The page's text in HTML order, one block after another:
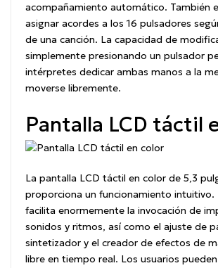
acompañamiento automático. También
asignar acordes a los 16 pulsadores
de una canción. La capacidad de
simplemente presionando un pulsador
intérpretes dedicar ambas manos a la
moverse libremente.
Pantalla LCD táctil
La pantalla LCD táctil en color de 5,3
proporciona un funcionamiento
facilita enormemente la invocación de
sonidos y ritmos, así como el ajuste de
sintetizador y el creador de efectos de
libre en tiempo real. Los usuarios